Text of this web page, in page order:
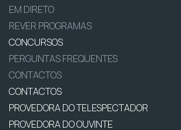
EM DIRETO
REVER PROGRAMAS
CONCURSOS
PERGUNTAS FREQUENTES
CONTACTOS
CONTACTOS
PROVEDORA DO TELESPECTADOR
PROVEDORA DO OUVINTE